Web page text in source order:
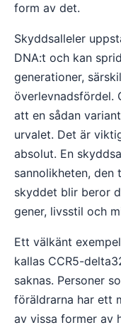
form av det.
Skyddsalleler
DNA:t och kan
generationer,
överlevnadsfördel.
att en sådan
urvalet. Det är
absolut. En
sannolikheten,
skyddet blir beror
gener, livsstil och
Ett välkänt
kallas CCR5-
saknas. Personer
föräldrarna har ett
av vissa former av